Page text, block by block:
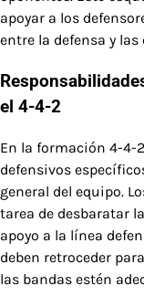
apoyar a los
entre la defensa y
el 4-4-2
En la formación 4-4-
defensivos
general del equipo.
tarea de desbaratar
apoyo a la línea
deben retroceder
las bandas estén